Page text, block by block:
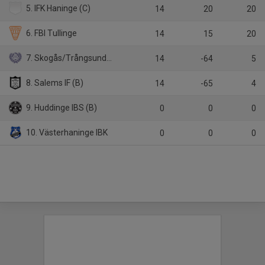
5. IFK Haninge (C) 14 20 20
6. FBI Tullinge 14 15 20
7. Skogås/Trångsunds IBK 14 -64 5
8. Salems IF (B) 14 -65 4
9. Huddinge IBS (B) 0 0 0
10. Västerhaninge IBK 0 0 0